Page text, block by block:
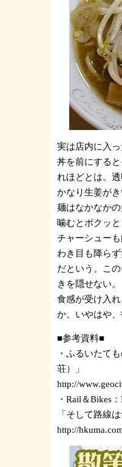
実は店内に入
丼を前にする
れほどとは。
かなり生姜が
麺はなかなか
噛むとポクッ
チャーシュー
わき目も降ら
だという。こ
きを隠せない
食感が受け入
か。いやはや
■参考資料■
・ふるいたて
荘）」
http://
・Rail＆Bikes
「そして路線
http://